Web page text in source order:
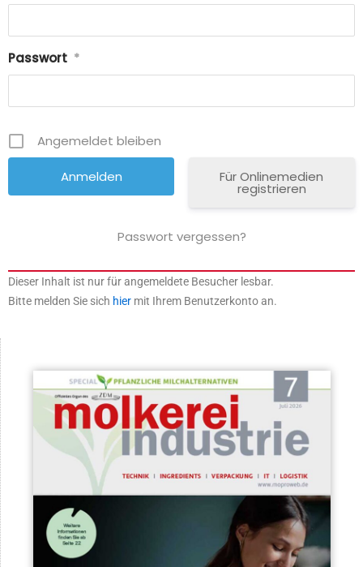
Passwort *
Angemeldet bleiben
Für Onlinemedien
registrieren
Passwort vergessen?
Dieser Inhalt ist nur für angemeldete Besucher lesbar.
Bitte melden Sie sich hier mit Ihrem Benutzerkonto an.